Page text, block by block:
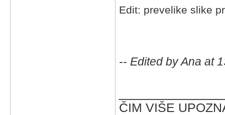
Edit: prevelike slike
-- Edited by Ana at
ČIM VIŠE